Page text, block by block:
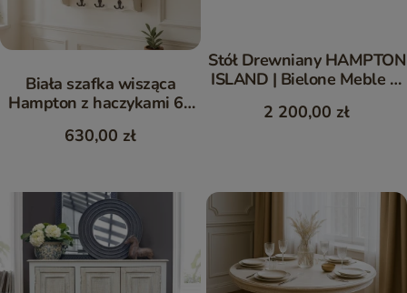
Biała szafka wisząca
Hampton z haczykami 60
630,00 zł
Stół Drewniany HAMPTON
ISLAND | Bielone Meble w
2 200,00 zł